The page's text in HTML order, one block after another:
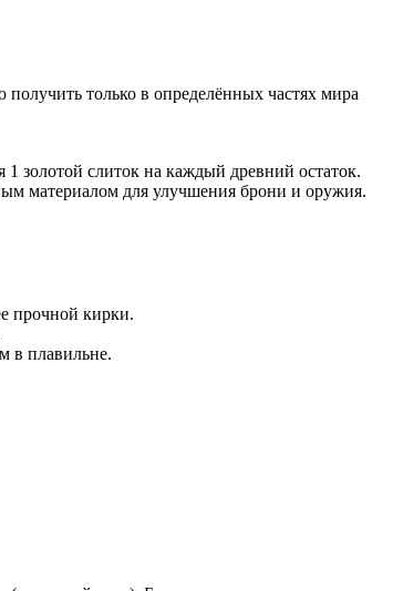
только в определённых частях мира
1 золотой слиток на каждый древний остаток.
материалом для улучшения брони и оружия.
прочной кирки.
в плавильне.